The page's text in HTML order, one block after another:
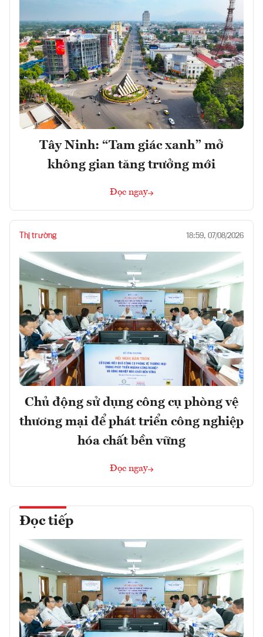
Tây Ninh: “Tam giác xanh” mở
không gian tăng trưởng mới
Đọc ngay
Thị trường 18:59, 07/08/2026
Chủ động sử dụng công cụ phòng vệ
thương mại để phát triển công nghiệp
hóa chất bền vững
Đọc ngay
Đọc tiếp